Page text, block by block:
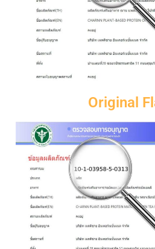
Original